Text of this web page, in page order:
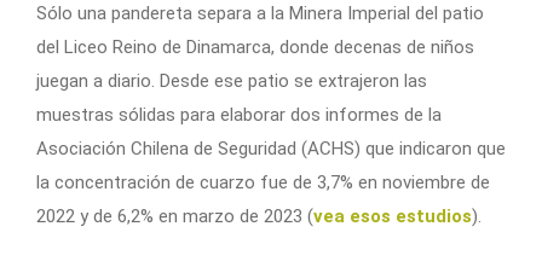
Sólo una pandereta separa a la Minera Imperial del patio
del Liceo Reino de Dinamarca, donde decenas de niños
juegan a diario. Desde ese patio se extrajeron las
muestras sólidas para elaborar dos informes de la
Asociación Chilena de Seguridad (ACHS) que indicaron que
la concentración de cuarzo fue de 3,7% en noviembre de
2022 y de 6,2% en marzo de 2023 (vea esos estudios).